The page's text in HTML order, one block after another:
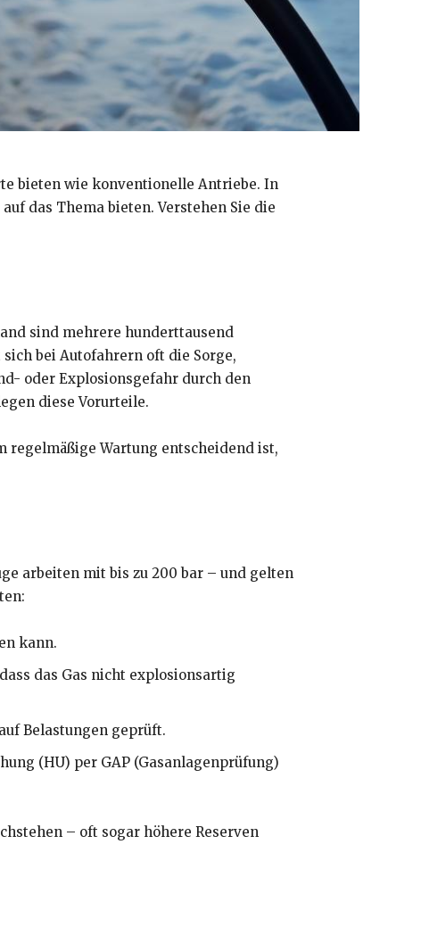
bieten wie konventionelle Antriebe. In
das Thema bieten. Verstehen Sie die
sind mehrere hunderttausend
bei Autofahrern oft die Sorge,
oder Explosionsgefahr durch den
diese Vorurteile.
regelmäßige Wartung entscheidend ist,
arbeiten mit bis zu 200 bar – und gelten
kann.
das Gas nicht explosionsartig
Belastungen geprüft.
(HU) per GAP (Gasanlagenprüfung)
– oft sogar höhere Reserven